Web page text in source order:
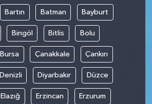
Bartın Batman Bayburt
Bingöl Bitlis Bolu
Bursa Çanakkale Çankırı
Denizli Diyarbakır Düzce
Elazığ Erzincan Erzurum